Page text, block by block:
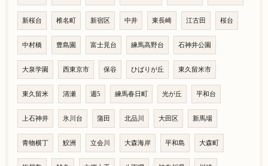
新桜台 椎名町 新宿区 中井 東長崎 江古田 桜台
中村橋 豊島園 富士見台 練馬高野台 石神井公園
大泉学園 西東京市 保谷 ひばりが丘 東久留米市
東久留米 清瀬 週5 練馬春日町 光が丘 平和台
上石神井 氷川台 蒲田 北品川 大田区 新馬場
青物横丁 鮫洲 立会川 大森海岸 平和島 大森町